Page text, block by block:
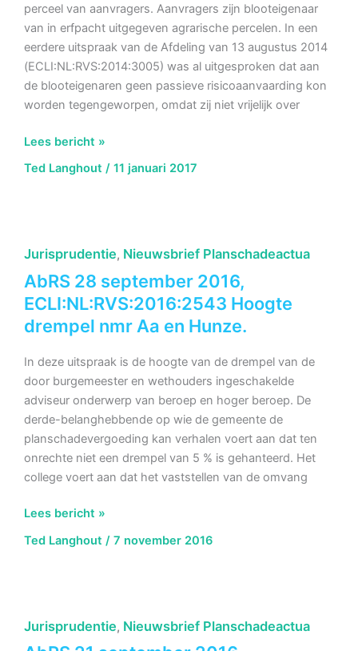
perceel van aanvragers. Aanvragers zijn blooteigenaar
van in erfpacht uitgegeven agrarische percelen. In een
eerdere uitspraak van de Afdeling van 13 augustus 2014
(ECLI:NL:RVS:2014:3005) was al uitgesproken dat aan
de blooteigenaren geen passieve risicoaanvaarding kon
worden tegengeworpen, omdat zij niet vrijelijk over
AbRS
11
maatschappelijk
risico
Pijnacker-
Nootdorp
Lees bericht »
Ted Langhout / 11 januari 2017
Jurisprudentie, Nieuwsbrief Planschadeactua
AbRS 28 september 2016,
ECLI:NL:RVS:2016:2543 Hoogte
drempel nmr Aa en Hunze.
In deze uitspraak is de hoogte van de drempel van de
door burgemeester en wethouders ingeschakelde
adviseur onderwerp van beroep en hoger beroep. De
derde-belanghebbende op wie de gemeente de
planschadevergoeding kan verhalen voert aan dat ten
onrechte niet een drempel van 5 % is gehanteerd. Het
college voert aan dat het vaststellen van de omvang
AbRS
september
drempel
nmr
Lees bericht »
Ted Langhout / 7 november 2016
Jurisprudentie, Nieuwsbrief Planschadeactua